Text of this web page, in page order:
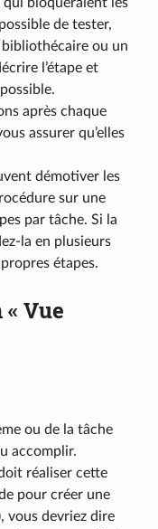
de tester,
ou un
l’étape et
après chaque
assurer qu’elles
démotiver les
sur une
par tâche. Si la
la en plusieurs
étapes.
Vue
ou de la tâche
accomplir.
réaliser cette
pour créer une
vous devriez dire